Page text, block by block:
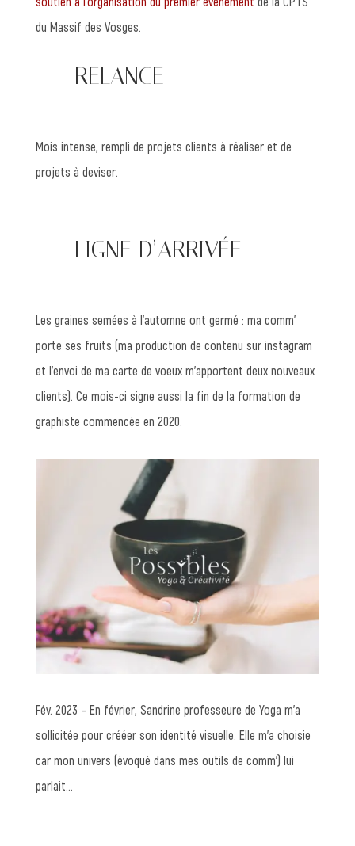
du Massif des Vosges.
—— RELANCE
Mois intense, rempli de projets clients à réaliser et de
projets à deviser.
—— LIGNE D’ARRIVÉE
Les graines semées à l’automne ont germé : ma comm’
porte ses fruits (ma production de contenu sur instagram
et l’envoi de ma carte de voeux m’apportent deux nouveaux
clients). Ce mois-ci signe aussi la fin de la formation de
graphiste commencée en 2020.
Fév. 2023 – En février, Sandrine professeure de Yoga m’a
sollicitée pour crééer son identité visuelle. Elle m’a choisie
car mon univers (évoqué dans mes outils de comm’) lui
parlait…